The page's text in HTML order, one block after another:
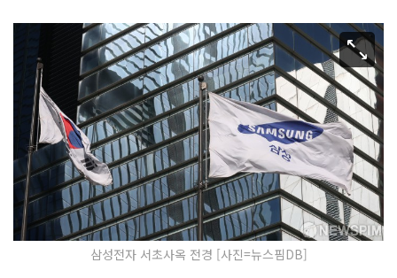
삼성전자 서초사옥 전경 [사진=뉴스핌DB]